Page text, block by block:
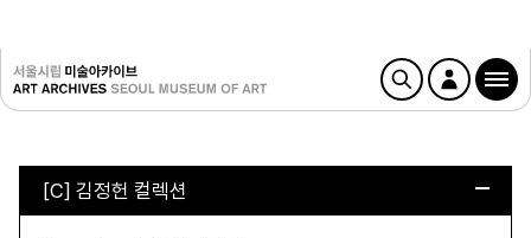
[C] 김정헌 컬렉션